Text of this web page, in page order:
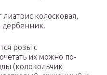
колосковая,
розы с
их можно по-
(колокольчик